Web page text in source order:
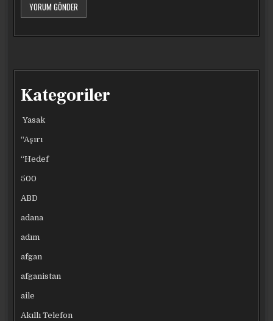
Kategoriler
Yasak
“Aşırı
“Hedef
500
ABD
adana
adım
afgan
afganistan
aile
Akıllı Telefon